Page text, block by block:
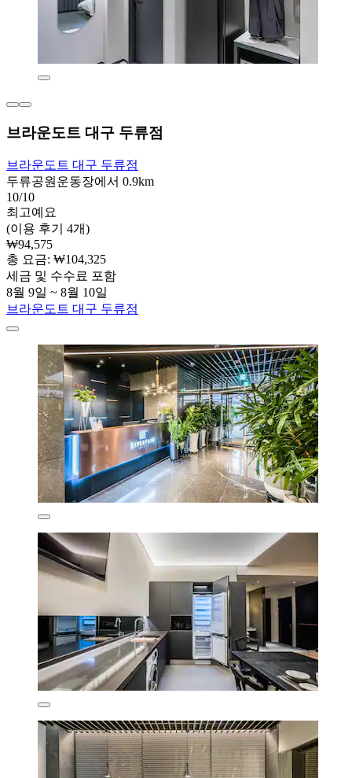
브라운도트 대구 두류점
브라운도트 대구 두류점
두류공원운동장에서 0.9km
10/10
최고예요
(이용 후기 4개)
₩94,575
총 요금: ₩104,325
세금 및 수수료 포함
8월 9일 ~ 8월 10일
브라운도트 대구 두류점